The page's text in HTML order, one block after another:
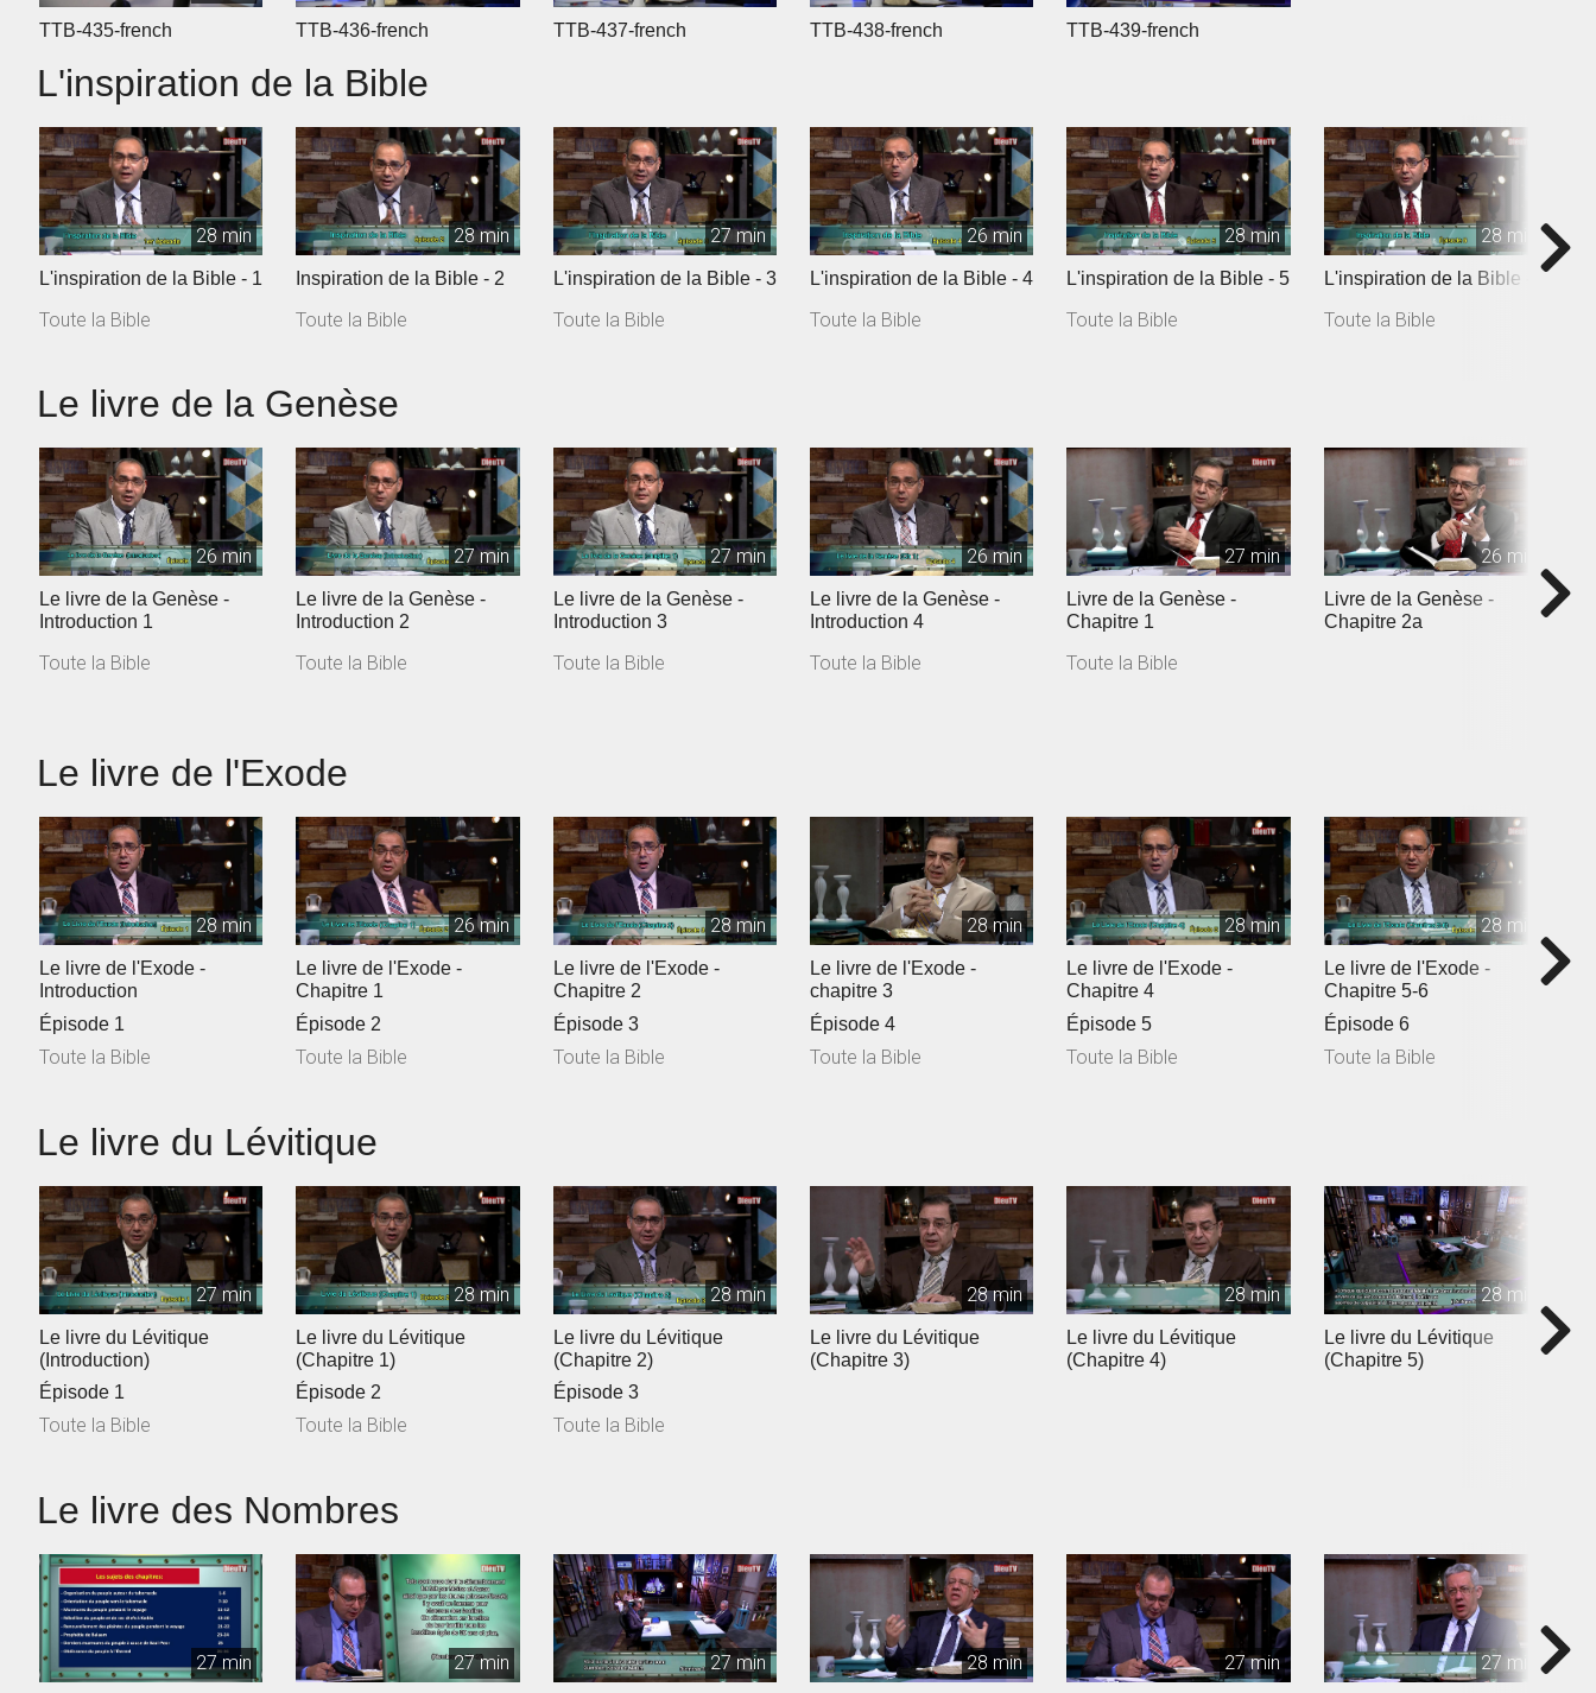
TTB-435-french TTB-436-french TTB-437-french TTB-438-french TTB-439-french
L'inspiration de la Bible
28 min
L'inspiration de la Bible - 1
Toute la Bible
28 min
Inspiration de la Bible - 2
Toute la Bible
27 min
L'inspiration de la Bible - 3
Toute la Bible
26 min
L'inspiration de la Bible - 4
Toute la Bible
28 min
L'inspiration de la Bible - 5
Toute la Bible
28 min
L'inspiration de la Bible - 6
Toute la Bible
Le livre de la Genèse
26 min
Le livre de la Genèse -
Introduction 1
Toute la Bible
27 min
Le livre de la Genèse -
Introduction 2
Toute la Bible
27 min
Le livre de la Genèse -
Introduction 3
Toute la Bible
26 min
Le livre de la Genèse -
Introduction 4
Toute la Bible
27 min
Livre de la Genèse -
Chapitre 1
Toute la Bible
26 min
Livre de la Genèse -
Chapitre 2a
Le livre de l'Exode
28 min
Le livre de l'Exode -
Introduction
Épisode 1
Toute la Bible
26 min
Le livre de l'Exode -
Chapitre 1
Épisode 2
Toute la Bible
28 min
Le livre de l'Exode -
Chapitre 2
Épisode 3
Toute la Bible
28 min
Le livre de l'Exode -
chapitre 3
Épisode 4
Toute la Bible
28 min
Le livre de l'Exode -
Chapitre 4
Épisode 5
Toute la Bible
28 min
Le livre de l'Exode -
Chapitre 5-6
Épisode 6
Toute la Bible
Le livre du Lévitique
27 min
Le livre du Lévitique
(Introduction)
Épisode 1
Toute la Bible
28 min
Le livre du Lévitique
(Chapitre 1)
Épisode 2
Toute la Bible
28 min
Le livre du Lévitique
(Chapitre 2)
Épisode 3
Toute la Bible
28 min
Le livre du Lévitique
(Chapitre 3)
28 min
Le livre du Lévitique
(Chapitre 4)
28 min
Le livre du Lévitique
(Chapitre 5)
Le livre des Nombres
27 min 27 min 27 min 28 min 27 min 27 min